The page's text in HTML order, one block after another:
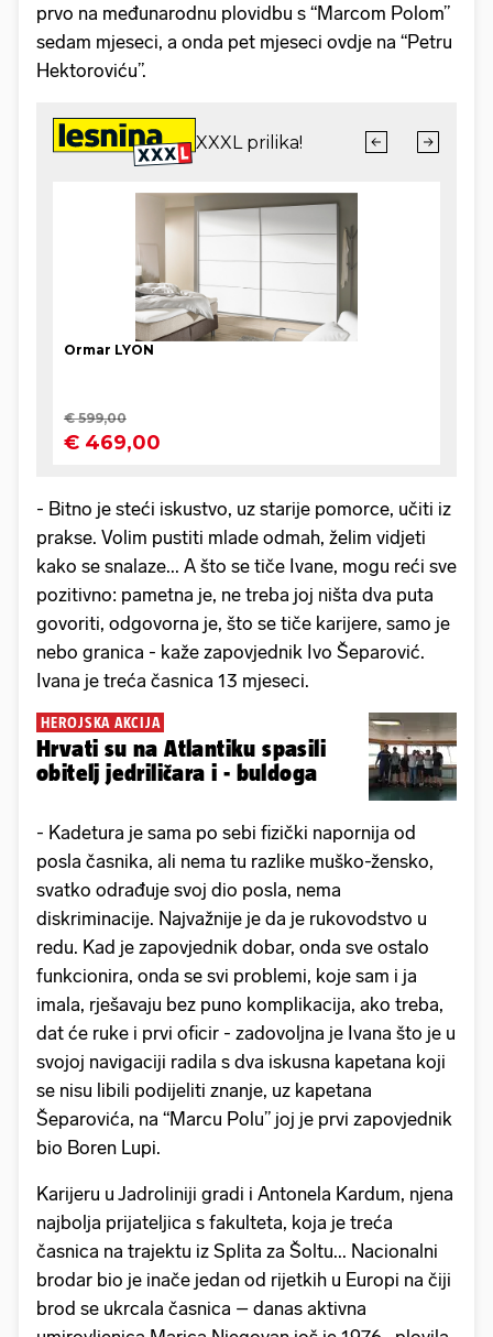
prvo na međunarodnu plovidbu s “Marcom Polom”
sedam mjeseci, a onda pet mjeseci ovdje na “Petru
Hektoroviću”.
- Bitno je steći iskustvo, uz starije pomorce, učiti iz
prakse. Volim pustiti mlade odmah, želim vidjeti
kako se snalaze... A što se tiče Ivane, mogu reći sve
pozitivno: pametna je, ne treba joj ništa dva puta
govoriti, odgovorna je, što se tiče karijere, samo je
nebo granica - kaže zapovjednik Ivo Šeparović.
Ivana je treća časnica 13 mjeseci.
HEROJSKA AKCIJA
Hrvati su na Atlantiku spasili
obitelj jedriličara i - buldoga
- Kadetura je sama po sebi fizički napornija od
posla časnika, ali nema tu razlike muško-žensko,
svatko odrađuje svoj dio posla, nema
diskriminacije. Najvažnije je da je rukovodstvo u
redu. Kad je zapovjednik dobar, onda sve ostalo
funkcionira, onda se svi problemi, koje sam i ja
imala, rješavaju bez puno komplikacija, ako treba,
dat će ruke i prvi oficir - zadovoljna je Ivana što je u
svojoj navigaciji radila s dva iskusna kapetana koji
se nisu libili podijeliti znanje, uz kapetana
Šeparovića, na “Marcu Polu” joj je prvi zapovjednik
bio Boren Lupi.
Karijeru u Jadroliniji gradi i Antonela Kardum, njena
najbolja prijateljica s fakulteta, koja je treća
časnica na trajektu iz Splita za Šoltu... Nacionalni
brodar bio je inače jedan od rijetkih u Europi na čiji
brod se ukrcala časnica – danas aktivna